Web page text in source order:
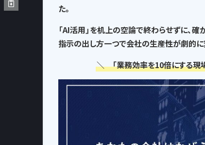
た。
「AI活用」を机上の空論で終わらせずに、確
指示の出し方一つで会社の生産性が劇的
＼ 「業務効率を10倍にする現